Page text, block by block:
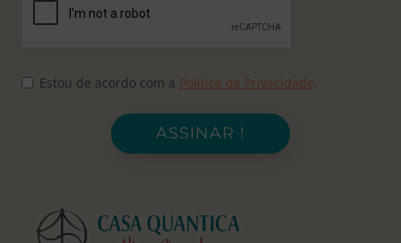
Estou de acordo com a Política de Privacidade.
ASSINAR !